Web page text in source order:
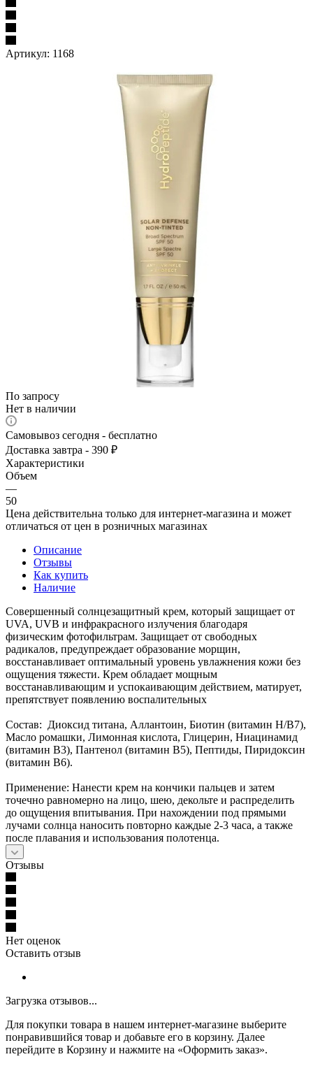
Артикул: 1168
По запросу
Нет в наличии
Самовывоз сегодня - бесплатно
Доставка завтра - 390 ₽
Характеристики
Объем
—
50
Цена действительна только для интернет-магазина и может
отличаться от цен в розничных магазинах
Описание
Отзывы
Как купить
Наличие
Совершенный солнцезащитный крем, который защищает от
UVA, UVB и инфракрасного излучения благодаря
физическим фотофильтрам. Защищает от свободных
радикалов, предупреждает образование морщин,
восстанавливает оптимальный уровень увлажнения кожи без
ощущения тяжести. Крем обладает мощным
восстанавливающим и успокаивающим действием, матирует,
препятствует появлению воспалительных
Состав: Диоксид титана, Аллантоин, Биотин (витамин H/B7),
Масло ромашки, Лимонная кислота, Глицерин, Ниацинамид
(витамин B3), Пантенол (витамин B5), Пептиды, Пиридоксин
(витамин B6).
Применение: Нанести крем на кончики пальцев и затем
точечно равномерно на лицо, шею, декольте и распределить
до ощущения впитывания. При нахождении под прямыми
лучами солнца наносить повторно каждые 2-3 часа, а также
после плавания и использования полотенца.
Отзывы
Нет оценок
Оставить отзыв
Загрузка отзывов...
Для покупки товара в нашем интернет-магазине выберите
понравившийся товар и добавьте его в корзину. Далее
перейдите в Корзину и нажмите на «Оформить заказ».